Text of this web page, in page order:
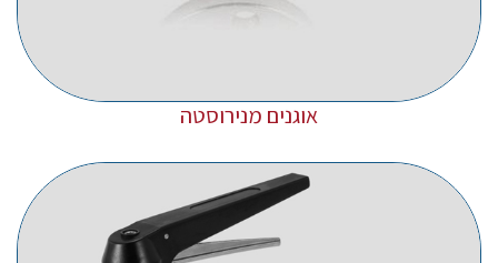
אוגנים מנירוסטה